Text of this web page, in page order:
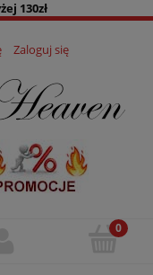
130zł
Zaloguj się